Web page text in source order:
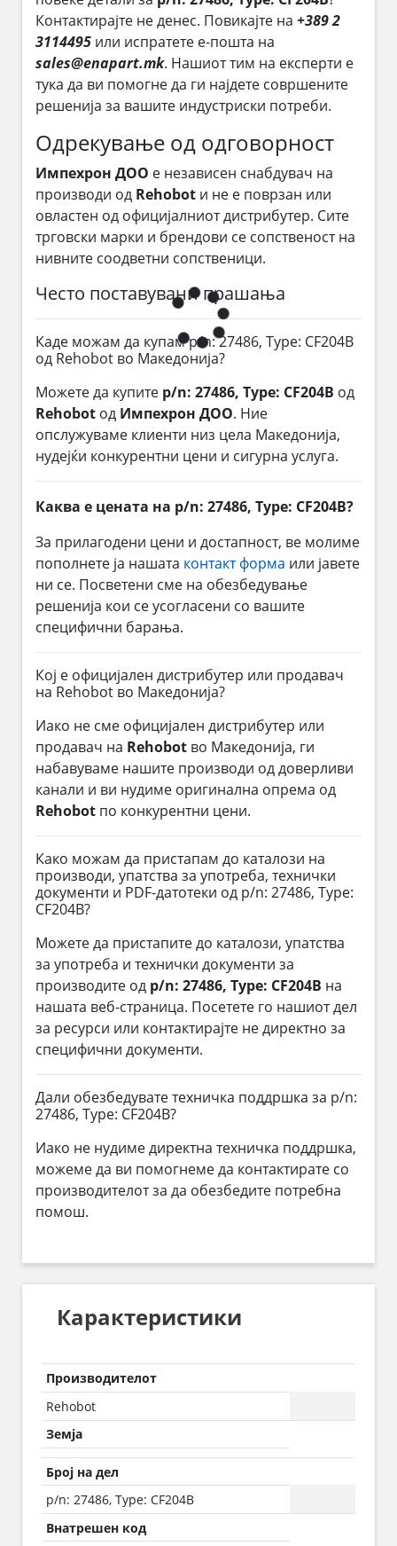
Контактирајте не денес. Повикајте на +389 2
3114495 или испратете е-пошта на
sales@enapart.mk. Нашиот тим на експерти е
тука да ви помогне да ги најдете совршените
решенија за вашите индустриски потреби.
Одрекување од одговорност
Импехрон ДОО е независен снабдувач на
производи од Rehobot и не е поврзан или
овластен од официјалниот дистрибутер. Сите
трговски марки и брендови се сопственост на
нивните соодветни сопственици.
Често поставувани прашања
Каде можам да купам p/n: 27486, Type: CF204B
од Rehobot во Македонија?
Можете да купите p/n: 27486, Type: CF204B од
Rehobot од Импехрон ДОО. Ние
опслужуваме клиенти низ цела Македонија,
нудејќи конкурентни цени и сигурна услуга.
Каква е цената на p/n: 27486, Type: CF204B?
За прилагодени цени и достапност, ве молиме
пополнете ја нашата контакт форма или јавете
ни се. Посветени сме на обезбедување
решенија кои се усогласени со вашите
специфични барања.
Кој е официјален дистрибутер или продавач
на Rehobot во Македонија?
Иако не сме официјален дистрибутер или
продавач на Rehobot во Македонија, ги
набавуваме нашите производи од доверливи
канали и ви нудиме оригинална опрема од
Rehobot по конкурентни цени.
Како можам да пристапам до каталози на
производи, упатства за употреба, технички
документи и PDF-датотеки од p/n: 27486, Type:
CF204B?
Можете да пристапите до каталози, упатства
за употреба и технички документи за
производите од p/n: 27486, Type: CF204B на
нашата веб-страница. Посетете го нашиот дел
за ресурси или контактирајте не директно за
специфични документи.
Дали обезбедувате техничка поддршка за p/n:
27486, Type: CF204B?
Иако не нудиме директна техничка поддршка,
можеме да ви помогнеме да контактирате со
производителот за да обезбедите потребна
помош.
Карактеристики
Производителот
Rehobot
Земја
Број на дел
p/n: 27486, Type: CF204B
Внатрешен код